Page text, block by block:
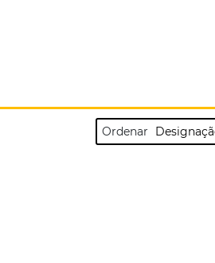
Ordenar